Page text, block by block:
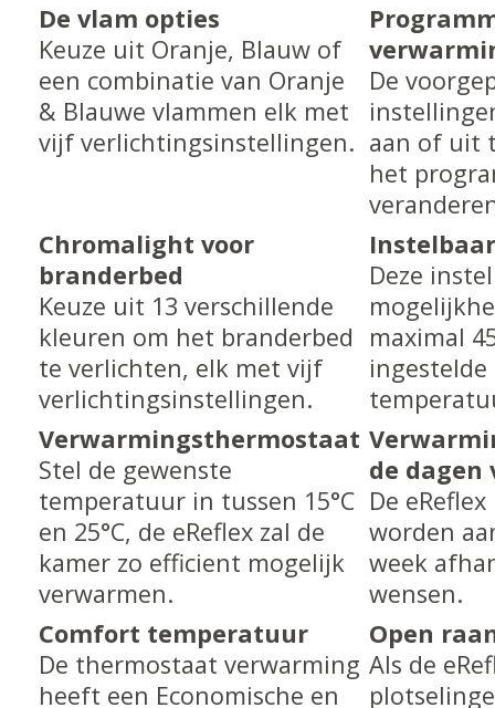
De vlam opties
Keuze uit Oranje, Blauw of
een combinatie van Oranje
& Blauwe vlammen elk met
vijf verlichtingsinstellingen.
De
aan of uit
het
Chromalight voor
branderbed
Keuze uit 13 verschillende
kleuren om het branderbed
te verlichten, elk met vijf
verlichtingsinstellingen.
Deze
maximal
Verwarmingsthermostaat
Stel de gewenste
temperatuur in tussen 15°C
en 25°C, de eReflex zal de
kamer zo efficient mogelijk
verwarmen.
de dagen
De
worden
week
wensen.
Comfort temperatuur
De thermostaat verwarming
heeft een Economische en
Open
Als de
plotselinge